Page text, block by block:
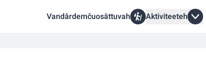
Vandârdemčuosâttuvah Aktiviteeteh